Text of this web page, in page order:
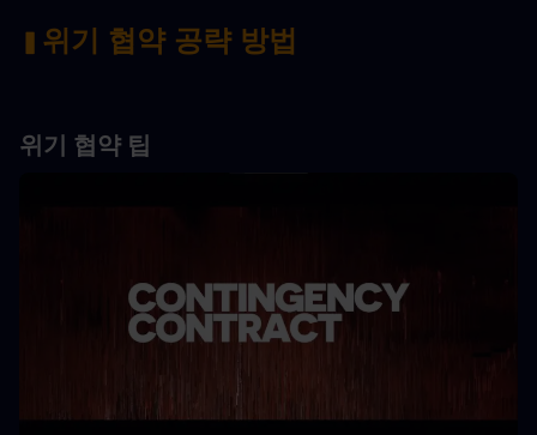
위기 협약 공략 방법
위기 협약 팁